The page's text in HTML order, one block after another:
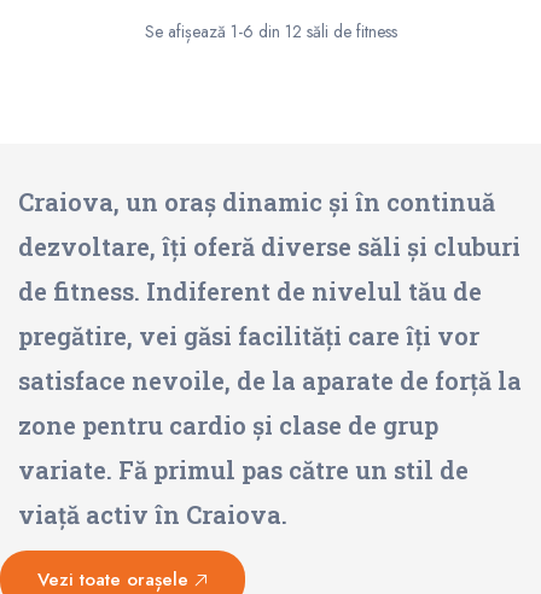
Se afișează 1-6 din 12 săli de fitness
Craiova, un oraș dinamic și în continuă
dezvoltare, îți oferă diverse săli și cluburi
de fitness. Indiferent de nivelul tău de
pregătire, vei găsi facilități care îți vor
satisface nevoile, de la aparate de forță la
zone pentru cardio și clase de grup
variate. Fă primul pas către un stil de
viață activ în Craiova.
Vezi toate orașele